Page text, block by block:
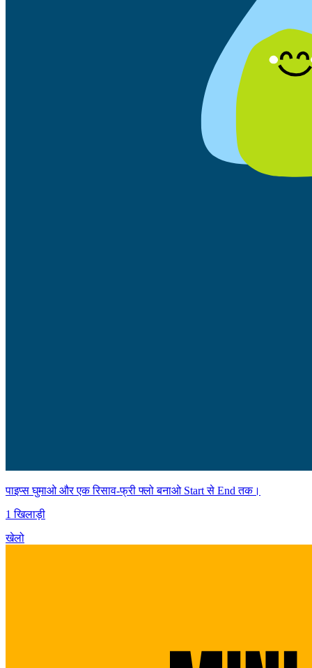
पाइप्स घुमाओ और एक रिसाव-फ्री फ्लो बनाओ Start से End तक।
1 खिलाड़ी
खेलो